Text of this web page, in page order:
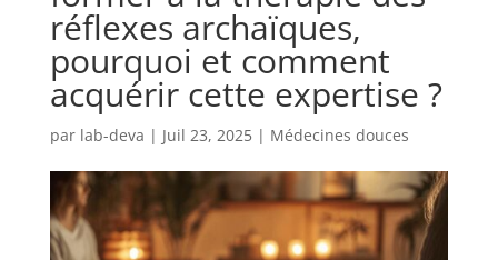
réflexes archaïques,
pourquoi et comment
acquérir cette expertise ?
par lab-deva | Juil 23, 2025| Médecines douces